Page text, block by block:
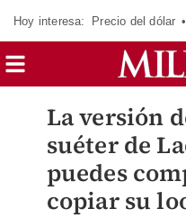
Hoy interesa: Precio del dólar
La versión
suéter de
puedes
copiar su